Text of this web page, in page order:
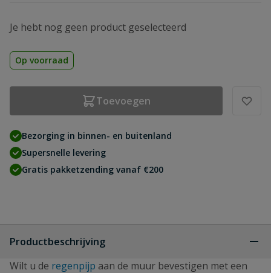
Je hebt nog geen product geselecteerd
Op voorraad
Toevoegen
Bezorging in binnen- en buitenland
Supersnelle levering
Gratis pakketzending vanaf €200
Productbeschrijving
Wilt u de regenpijp aan de muur bevestigen met een